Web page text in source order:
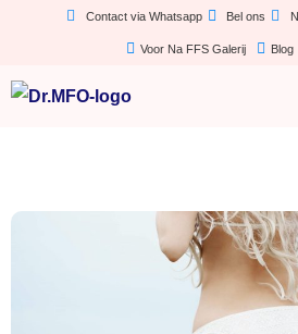
Contact via Whatsapp Bel ons
Voor Na FFS Galerij Blog